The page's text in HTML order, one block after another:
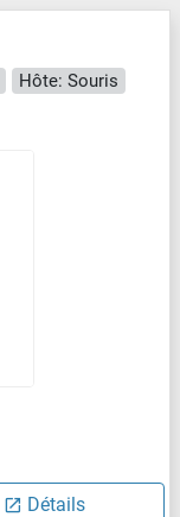
Hôte: Souris
Détails